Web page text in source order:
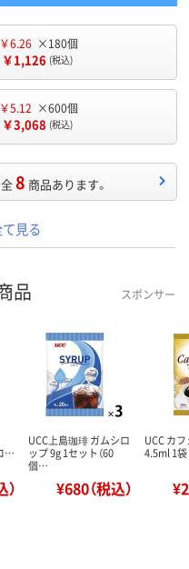
￥6.26 ×180個
￥1,126 (税込)
￥5.12 ×600個
￥3,068 (税込)
8 商品あります。
見る
品 スポンサー
…
UCC上島珈琲 ガムシロ
ップ 9g 1セット（60
個…
¥680（税込）
UCC カ
4.5ml 1袋